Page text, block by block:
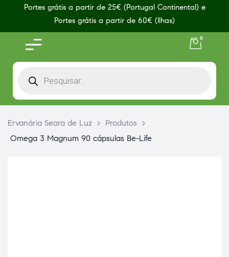
Portes grátis a partir de 25€ (Portugal Continental) e
Portes grátis a partir de 60€ (Ilhas)
0
Ervanária Seara de Luz > Produtos
>
Omega 3 Magnum 90 cápsulas Be-Life